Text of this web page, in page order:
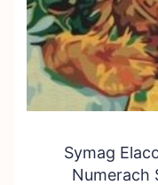
Symag
Numerach